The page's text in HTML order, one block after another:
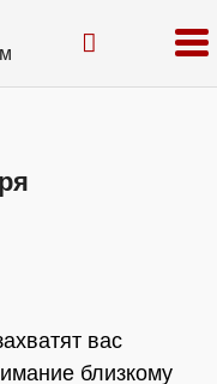
вас
близкому